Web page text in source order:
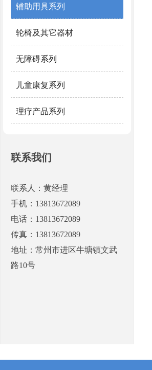
辅助用具系列
轮椅及其它器材
无障碍系列
儿童康复系列
理疗产品系列
联系我们
联系人：黄经理
手机：13813672089
电话：13813672089
传真：13813672089
地址：常州市进区牛塘镇文武
路10号